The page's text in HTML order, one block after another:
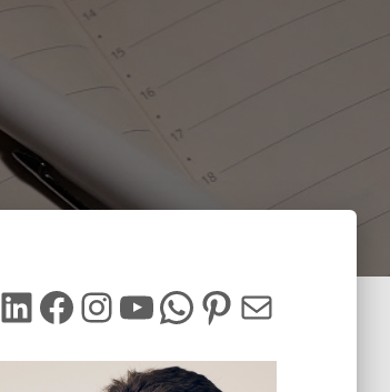
LinkedIn Facebook Instagram YouTube WhatsApp Pinterest Mail